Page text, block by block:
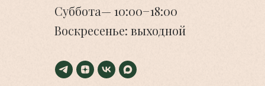
Суббота— 10:00−18:00
Воскресенье: выходной